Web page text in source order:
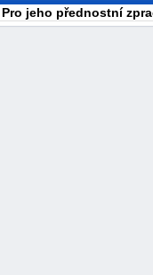
jeho přednostní